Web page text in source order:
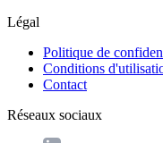
Légal
Politique de
Conditions
Contact
Réseaux sociaux